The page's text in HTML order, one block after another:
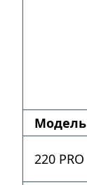
Модель
220 PRO